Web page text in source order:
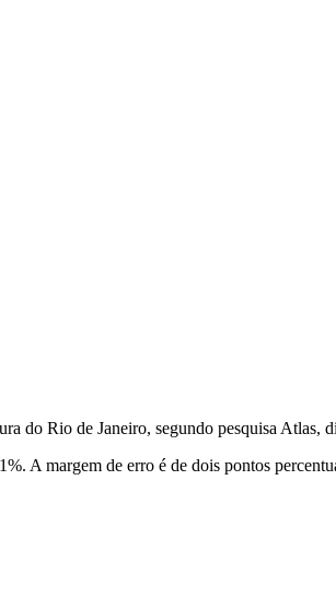
do Rio de Janeiro, segundo pesquisa Atlas,
A margem de erro é de dois pontos